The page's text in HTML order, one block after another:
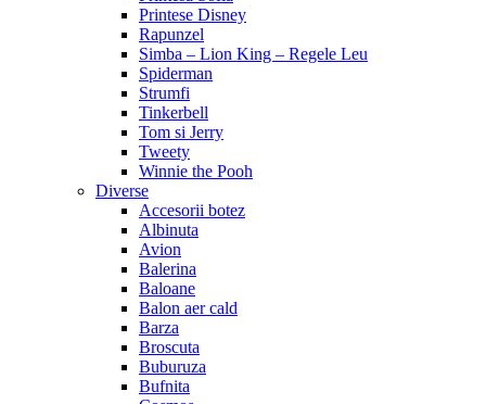
Printese Disney
Rapunzel
Simba – Lion King – Regele Leu
Spiderman
Strumfi
Tinkerbell
Tom si Jerry
Tweety
Winnie the Pooh
Diverse
Accesorii botez
Albinuta
Avion
Balerina
Baloane
Balon aer cald
Barza
Broscuta
Buburuza
Bufnita